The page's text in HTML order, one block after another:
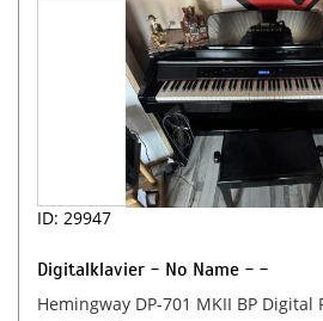
ID: 29947
Digitalklavier - No Name - -
Hemingway DP-701 MKII BP Digital